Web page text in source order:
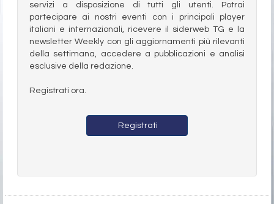
servizi a disposizione di tutti gli utenti. Potrai
partecipare ai nostri eventi con i principali player
italiani e internazionali, ricevere il siderweb TG e la
newsletter Weekly con gli aggiornamenti più rilevanti
della settimana, accedere a pubblicazioni e analisi
esclusive della redazione.
Registrati ora.
Registrati